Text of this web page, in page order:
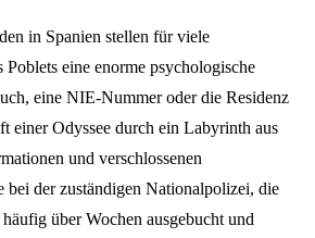
in Spanien stellen für viele
eine enorme psychologische
eine NIE-Nummer oder die Residenz
einer Odyssee durch ein Labyrinth aus
und verschlossenen
bei der zuständigen Nationalpolizei, die
über Wochen ausgebucht und